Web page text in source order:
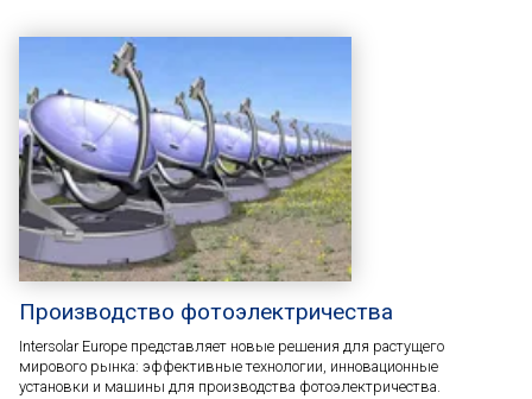
Производство фотоэлектричества
Intersolar Europe представляет новые решения для растущего
мирового рынка: эффективные технологии, инновационные
установки и машины для производства фотоэлектричества.